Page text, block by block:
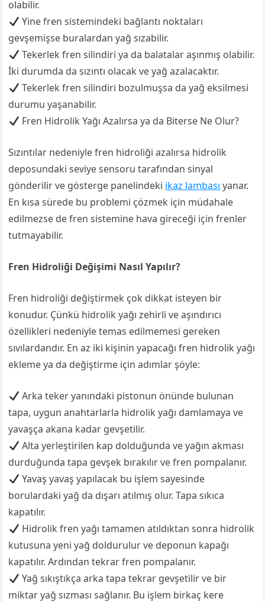
olabilir.
Yine fren sistemindeki bağlantı noktaları
gevşemişse buralardan yağ sızabilir.
Tekerlek fren silindiri ya da balatalar aşınmış olabilir.
İki durumda da sızıntı olacak ve yağ azalacaktır.
Tekerlek fren silindiri bozulmuşsa da yağ eksilmesi
durumu yaşanabilir.
Fren Hidrolik Yağı Azalırsa ya da Biterse Ne Olur?
Sızıntılar nedeniyle fren hidroliği azalırsa hidrolik
deposundaki seviye sensoru tarafından sinyal
gönderilir ve gösterge panelindeki ikaz lambası yanar.
En kısa sürede bu problemi çözmek için müdahale
edilmezse de fren sistemine hava gireceği için frenler
tutmayabilir.
Fren Hidroliği Değişimi Nasıl Yapılır?
Fren hidroliği değiştirmek çok dikkat isteyen bir
konudur. Çünkü hidrolik yağı zehirli ve aşındırıcı
özellikleri nedeniyle temas edilmemesi gereken
sıvılardandır. En az iki kişinin yapacağı fren hidrolik yağı
ekleme ya da değiştirme için adımlar şöyle:
Arka teker yanındaki pistonun önünde bulunan
tapa, uygun anahtarlarla hidrolik yağı damlamaya ve
yavaşça akana kadar gevşetilir.
Alta yerleştirilen kap dolduğunda ve yağın akması
durduğunda tapa gevşek bırakılır ve fren pompalanır.
Yavaş yavaş yapılacak bu işlem sayesinde
borulardaki yağ da dışarı atılmış olur. Tapa sıkıca
kapatılır.
Hidrolik fren yağı tamamen atıldıktan sonra hidrolik
kutusuna yeni yağ doldurulur ve deponun kapağı
kapatılır. Ardından tekrar fren pompalanır.
Yağ sıkıştıkça arka tapa tekrar gevşetilir ve bir
miktar yağ sızması sağlanır. Bu işlem birkaç kere